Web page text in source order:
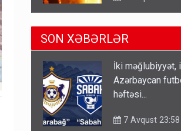
Gedişi var,
Tbilisi-Bakı
7 Avqust 23:17
Məhərrəmovun
SON XƏBƏRLƏR
İki məğlubiyyət,
Azərbaycan
həftəsi...
7 Avqust 23:58